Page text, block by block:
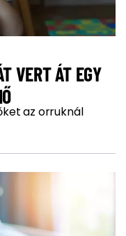
VERT ÁT EGY
az orruknál